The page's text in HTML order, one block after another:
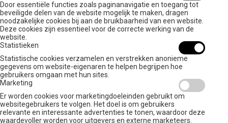
Door essentiële functies zoals paginanavigatie en toegang tot
beveiligde delen van de website mogelijk te maken, dragen
noodzakelijke cookies bij aan de bruikbaarheid van een website.
Deze cookies zijn essentieel voor de correcte werking van de
website.
Statistieken
Statistische cookies verzamelen en verstrekken anonieme
gegevens om website-eigenaren te helpen begrijpen hoe
gebruikers omgaan met hun sites.
Marketing
Er worden cookies voor marketingdoeleinden gebruikt om
websitegebruikers te volgen. Het doel is om gebruikers
relevante en interessante advertenties te tonen, waardoor deze
waardevoller worden voor uitgevers en externe marketeers.